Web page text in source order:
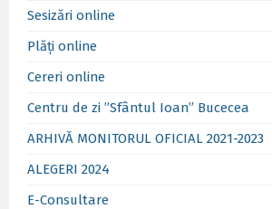
Sesizări online
Plăți online
Cereri online
Centru de zi ”Sfântul Ioan” Bucecea
ARHIVĂ MONITORUL OFICIAL 2021-2023
ALEGERI 2024
E-Consultare